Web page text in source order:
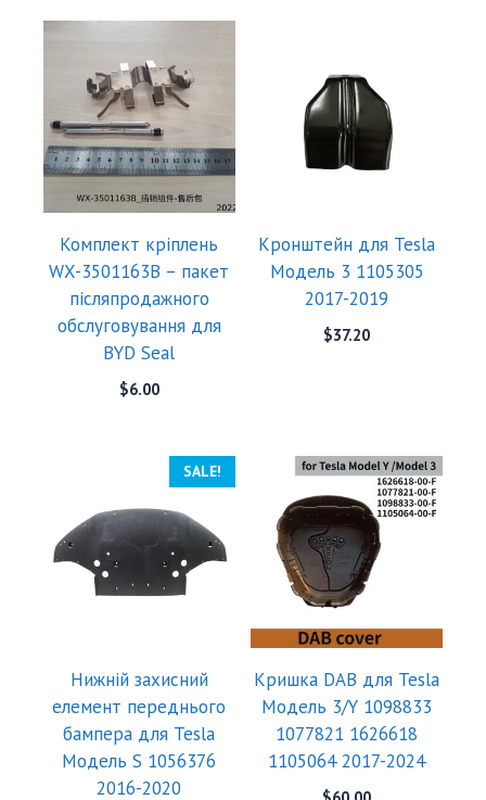
Комплект кріплень
WX-3501163B – пакет
післяпродажного
обслуговування для
BYD Seal
$6.00
Кронштейн для Tesla
Модель 3 1105305
2017-2019
$37.20
SALE!
Нижній захисний
елемент переднього
бампера для Tesla
Модель S 1056376
2016-2020
Кришка DAB для Tesla
Модель 3/Y 1098833
1077821 1626618
1105064 2017-2024